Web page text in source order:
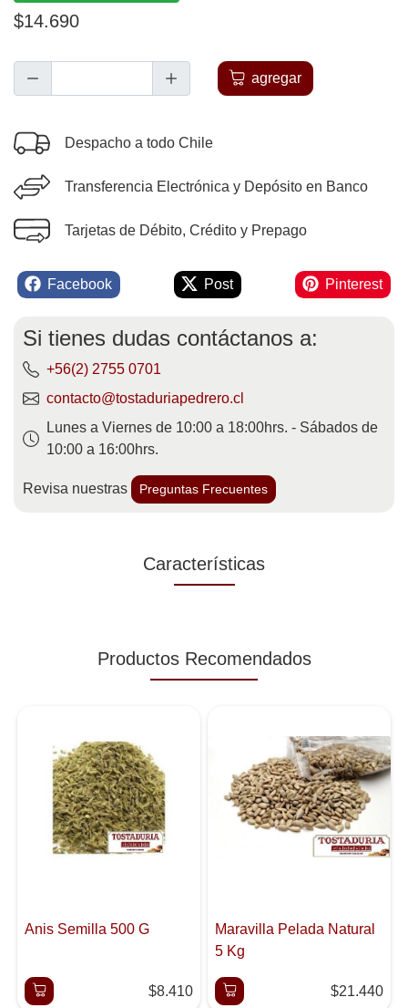
$14.690
agregar
Despacho a todo Chile
Transferencia Electrónica y Depósito en Banco
Tarjetas de Débito, Crédito y Prepago
Facebook Post Pinterest
Si tienes dudas contáctanos a:
+56(2) 2755 0701
contacto@tostaduriapedrero.cl
Lunes a Viernes de 10:00 a 18:00hrs. - Sábados de
10:00 a 16:00hrs.
Revisa nuestras Preguntas Frecuentes
Características
Productos Recomendados
Anis Semilla 500 G
$8.410
Maravilla Pelada Natural
5 Kg
$21.440